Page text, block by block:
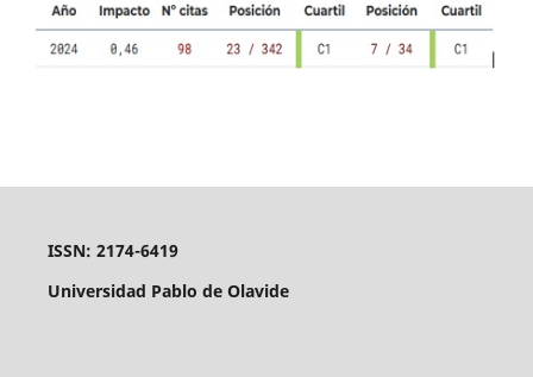
ISSN: 2174-6419
Universidad Pablo de Olavide